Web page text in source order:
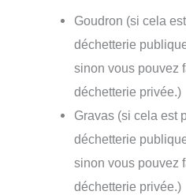
Goudron (si cela
déchetterie
sinon vous pouvez
déchetterie privée.)
Gravas (si cela est
déchetterie
sinon vous pouvez
déchetterie privée.)